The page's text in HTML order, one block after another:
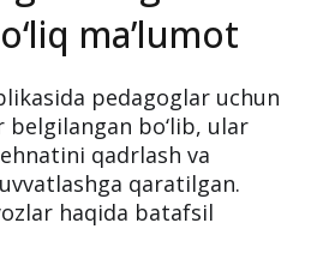
berilgan
ma’lumot
pedagoglar uchun
bo‘lib, ular
qadrlash va